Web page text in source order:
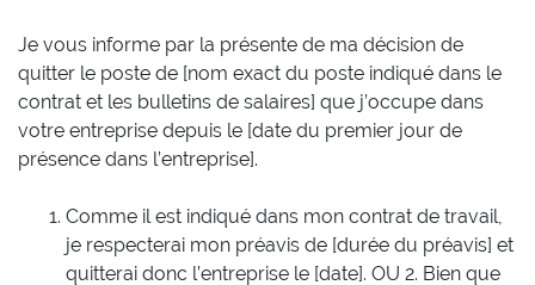
Je vous informe par la présente de ma décision de
quitter le poste de [nom exact du poste indiqué dans le
contrat et les bulletins de salaires] que j’occupe dans
votre entreprise depuis le [date du premier jour de
présence dans l’entreprise].
Comme il est indiqué dans mon contrat de travail,
je respecterai mon préavis de [durée du préavis] et
quitterai donc l’entreprise le [date]. OU 2. Bien que